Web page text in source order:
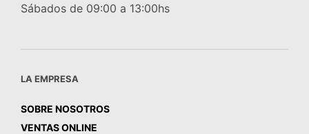
Sábados de 09:00 a 13:00hs
LA EMPRESA
SOBRE NOSOTROS
VENTAS ONLINE